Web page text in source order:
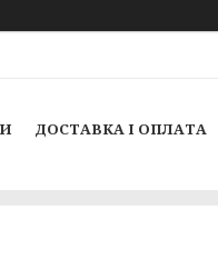
ДОСТАВКА І ОПЛАТА